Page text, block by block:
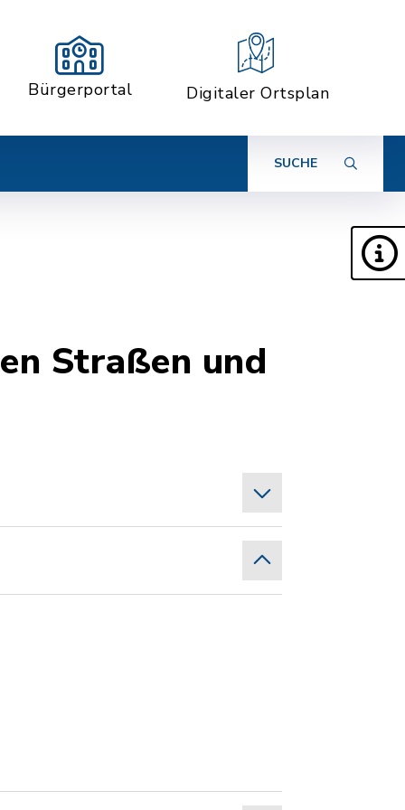
Bürgerportal Digitaler Ortsplan
SUCHE
Straßen und